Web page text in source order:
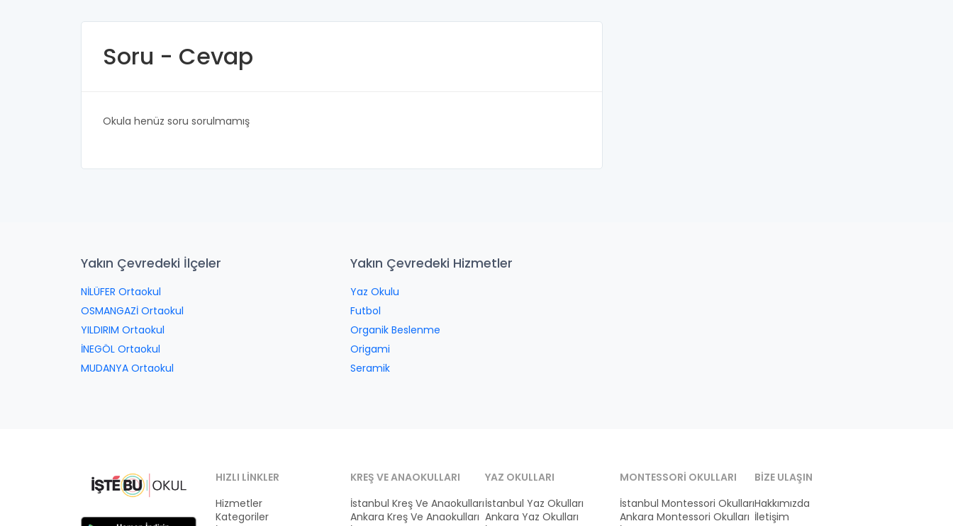
Soru - Cevap
Okula henüz soru sorulmamış
Yakın Çevredeki İlçeler
NİLÜFER Ortaokul
OSMANGAZİ Ortaokul
YILDIRIM Ortaokul
İNEGÖL Ortaokul
MUDANYA Ortaokul
Yakın Çevredeki Hizmetler
Yaz Okulu
Futbol
Organik Beslenme
Origami
Seramik
HIZLI LINKLER
Hizmetler
Kategoriler
KREŞ VE ANAOKULLARI
İstanbul Kreş Ve Anaokulları
Ankara Kreş Ve Anaokulları
YAZ OKULLARI
İstanbul Yaz Okulları
Ankara Yaz Okulları
MONTESSORI OKULLARI
İstanbul Montessori Okulları
Ankara Montessori Okulları
BIZE ULAŞIN
Hakkımızda
İletişim